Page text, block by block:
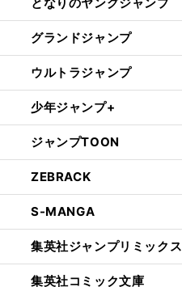
グランドジャンプ
ウルトラジャンプ
少年ジャンプ+
ジャンプTOON
ZEBRACK
S-MANGA
集英社ジャンプリミックス
集英社コミック文庫